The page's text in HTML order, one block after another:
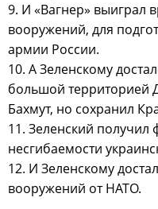
9. И «Вагнер» выиграл
вооружений, для
армии России.
10. А Зеленскому
большой территорией
Бахмут, но сохранил
11. Зеленский получил
несгибаемости
12. И Зеленскому
вооружений от НАТО.